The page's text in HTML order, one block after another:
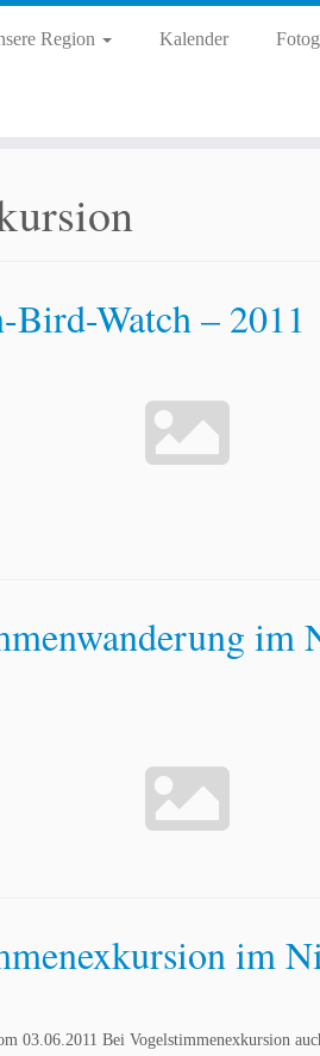
Region Kalender
Bird-Watch – 2011
im
im
03.06.2011 Bei Vogelstimmenexkursion